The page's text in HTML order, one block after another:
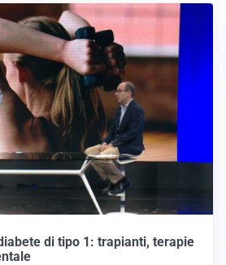
di tipo 1: trapianti, terapie